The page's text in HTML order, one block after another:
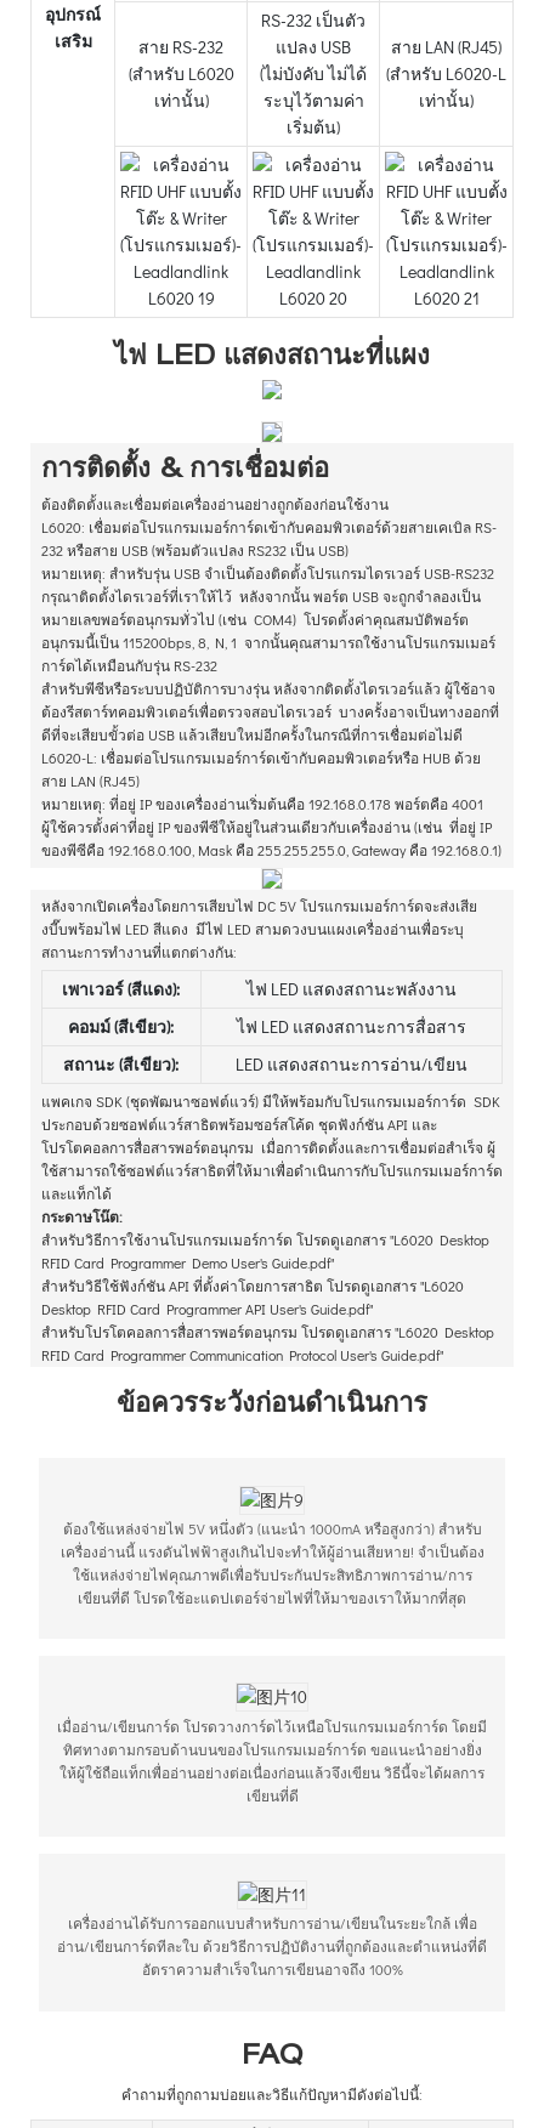
อุปกรณ์
เสริม
สาย RS-232
(สำหรับ L6020
เท่านั้น)
RS-232 เป็นตัว
แปลง USB
(ไม่บังคับ ไม่ได้
ระบุไว้ตามค่า
เริ่มต้น)
สาย LAN (RJ45)
(สำหรับ L6020-L
เท่านั้น)
ไฟ LED แสดงสถานะที่แผง
การติดตั้ง & การเชื่อมต่อ
ต้องติดตั้งและเชื่อมต่อเครื่องอ่านอย่างถูกต้องก่อนใช้งาน
L6020: เชื่อมต่อโปรแกรมเมอร์การ์ดเข้ากับคอมพิวเตอร์ด้วยสายเคเบิล RS-
232 หรือสาย USB (พร้อมตัวแปลง RS232 เป็น USB)
หมายเหตุ: สำหรับรุ่น USB จำเป็นต้องติดตั้งโปรแกรมไดรเวอร์ USB-RS232
กรุณาติดตั้งไดรเวอร์ที่เราให้ไว้ หลังจากนั้น พอร์ต USB จะถูกจำลองเป็น
หมายเลขพอร์ตอนุกรมทั่วไป (เช่น COM4) โปรดตั้งค่าคุณสมบัติพอร์ต
อนุกรมนี้เป็น 115200bps, 8, N, 1 จากนั้นคุณสามารถใช้งานโปรแกรมเมอร์
การ์ดได้เหมือนกับรุ่น RS-232
สำหรับพีซีหรือระบบปฏิบัติการบางรุ่น หลังจากติดตั้งไดรเวอร์แล้ว ผู้ใช้อาจ
ต้องรีสตาร์ทคอมพิวเตอร์เพื่อตรวจสอบไดรเวอร์ บางครั้งอาจเป็นทางออกที่
ดีที่จะเสียบขั้วต่อ USB แล้วเสียบใหม่อีกครั้งในกรณีที่การเชื่อมต่อไม่ดี
L6020-L: เชื่อมต่อโปรแกรมเมอร์การ์ดเข้ากับคอมพิวเตอร์หรือ HUB ด้วย
สาย LAN (RJ45)
หมายเหตุ: ที่อยู่ IP ของเครื่องอ่านเริ่มต้นคือ 192.168.0.178 พอร์ตคือ 4001
ผู้ใช้ควรตั้งค่าที่อยู่ IP ของพีซีให้อยู่ในส่วนเดียวกับเครื่องอ่าน (เช่น ที่อยู่ IP
ของพีซีคือ 192.168.0.100, Mask คือ 255.255.255.0, Gateway คือ 192.168.0.1)
หลังจากเปิดเครื่องโดยการเสียบไฟ DC 5V โปรแกรมเมอร์การ์ดจะส่งเสีย
งบี๊บพร้อมไฟ LED สีแดง มีไฟ LED สามดวงบนแผงเครื่องอ่านเพื่อระบุ
สถานะการทำงานที่แตกต่างกัน:
เพาเวอร์ (สีแดง):
ไฟ LED แสดงสถานะพลังงาน
คอมม์ (สีเขียว):
ไฟ LED แสดงสถานะการสื่อสาร
สถานะ (สีเขียว):
LED แสดงสถานะการอ่าน/เขียน
แพคเกจ SDK (ชุดพัฒนาซอฟต์แวร์) มีให้พร้อมกับโปรแกรมเมอร์การ์ด SDK
ประกอบด้วยซอฟต์แวร์สาธิตพร้อมซอร์สโค้ด ชุดฟังก์ชัน API และ
โปรโตคอลการสื่อสารพอร์ตอนุกรม เมื่อการติดตั้งและการเชื่อมต่อสำเร็จ ผู้
ใช้สามารถใช้ซอฟต์แวร์สาธิตที่ให้มาเพื่อดำเนินการกับโปรแกรมเมอร์การ์ด
และแท็กได้
กระดาษโน๊ต:
สำหรับวิธีการใช้งานโปรแกรมเมอร์การ์ด โปรดดูเอกสาร "L6020 Desktop
RFID Card Programmer Demo User's Guide.pdf"
สำหรับวิธีใช้ฟังก์ชัน API ที่ตั้งค่าโดยการสาธิต โปรดดูเอกสาร "L6020
Desktop RFID Card Programmer API User's Guide.pdf"
สำหรับโปรโตคอลการสื่อสารพอร์ตอนุกรม โปรดดูเอกสาร "L6020 Desktop
RFID Card Programmer Communication Protocol User's Guide.pdf"
ข้อควรระวังก่อนดำเนินการ
ต้องใช้แหล่งจ่ายไฟ 5V หนึ่งตัว (แนะนำ 1000mA หรือสูงกว่า) สำหรับ
เครื่องอ่านนี้ แรงดันไฟฟ้าสูงเกินไปจะทำให้ผู้อ่านเสียหาย! จำเป็นต้อง
ใช้แหล่งจ่ายไฟคุณภาพดีเพื่อรับประกันประสิทธิภาพการอ่าน/การ
เขียนที่ดี โปรดใช้อะแดปเตอร์จ่ายไฟที่ให้มาของเราให้มากที่สุด
เมื่ออ่าน/เขียนการ์ด โปรดวางการ์ดไว้เหนือโปรแกรมเมอร์การ์ด โดยมี
ทิศทางตามกรอบด้านบนของโปรแกรมเมอร์การ์ด ขอแนะนำอย่างยิ่ง
ให้ผู้ใช้ถือแท็กเพื่ออ่านอย่างต่อเนื่องก่อนแล้วจึงเขียน วิธีนี้จะได้ผลการ
เขียนที่ดี
เครื่องอ่านได้รับการออกแบบสำหรับการอ่าน/เขียนในระยะใกล้ เพื่อ
อ่าน/เขียนการ์ดทีละใบ ด้วยวิธีการปฏิบัติงานที่ถูกต้องและตำแหน่งที่ดี
อัตราความสำเร็จในการเขียนอาจถึง 100%
FAQ
คำถามที่ถูกถามบ่อยและวิธีแก้ปัญหามีดังต่อไปนี้: